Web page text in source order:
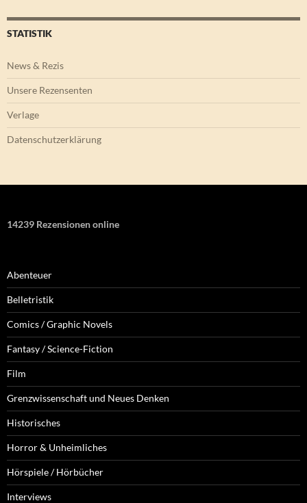
STATISTIK
News & Rezis
Unsere Rezensenten
Verlage
Datenschutzerklärung
14239 Rezensionen online
Abenteuer
Belletristik
Comics / Graphic Novels
Fantasy / Science-Fiction
Film
Grenzwissenschaft und Neues Denken
Historisches
Horror & Unheimliches
Hörspiele / Hörbücher
Interviews